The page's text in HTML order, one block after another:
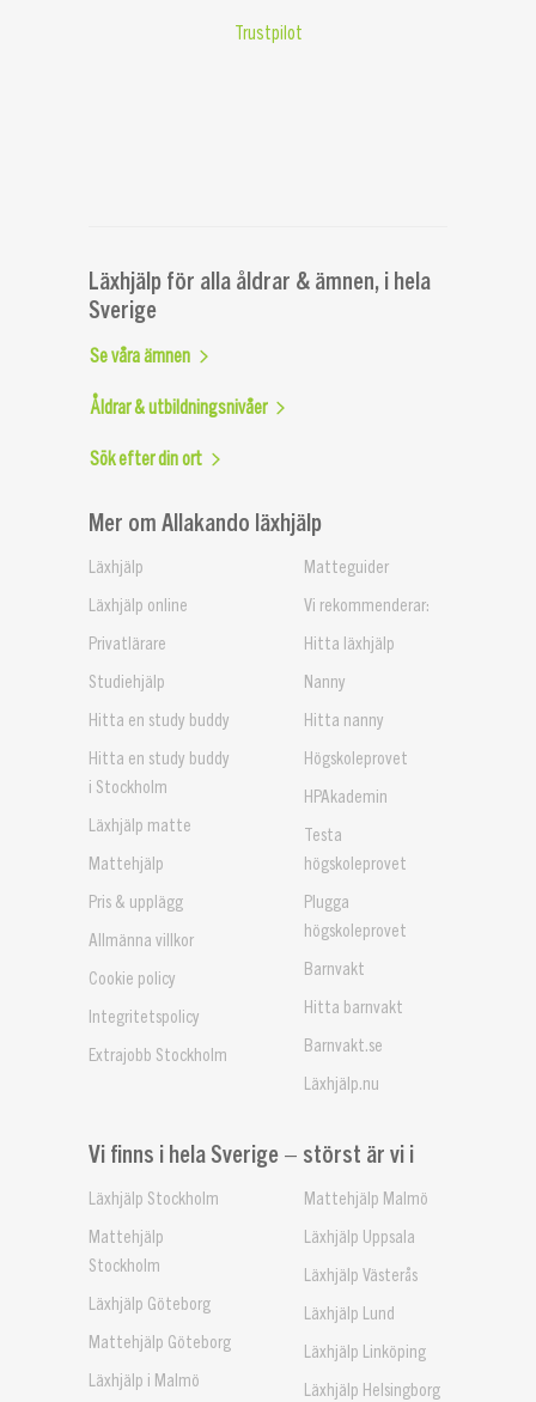
Trustpilot
Mer om Allakando läxhjälp
Läxhjälp
Läxhjälp online
Privatlärare
Studiehjälp
Hitta en study buddy
Hitta en study buddy
i Stockholm
Läxhjälp matte
Mattehjälp
Pris & upplägg
Allmänna villkor
Cookie policy
Integritetspolicy
Extrajobb Stockholm
Matteguider
Vi rekommenderar:
Hitta läxhjälp
Nanny
Hitta nanny
Högskoleprovet
HPAkademin
Testa
högskoleprovet
Plugga
högskoleprovet
Barnvakt
Hitta barnvakt
Barnvakt.se
Läxhjälp.nu
Vi finns i hela Sverige – störst är vi i
Läxhjälp Stockholm
Mattehjälp
Stockholm
Läxhjälp Göteborg
Mattehjälp Göteborg
Läxhjälp i Malmö
Mattehjälp Malmö
Läxhjälp Uppsala
Läxhjälp Västerås
Läxhjälp Lund
Läxhjälp Linköping
Läxhjälp Helsingborg
Läxhjälp för alla åldrar & ämnen, i hela
Sverige
Se våra ämnen
Åldrar & utbildningsnivåer
Sök efter din ort